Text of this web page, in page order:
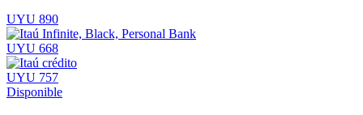
UYU 890
UYU 668
UYU 757
Disponible